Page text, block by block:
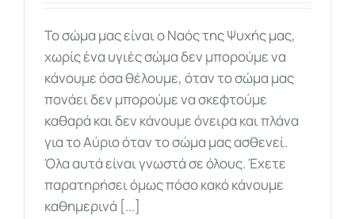
Το σώμα μας είναι ο Ναός της Ψυχής μας,
χωρίς ένα υγιές σώμα δεν μπορούμε να
κάνουμε όσα θέλουμε, όταν το σώμα μας
πονάει δεν μπορούμε να σκεφτούμε
καθαρά και δεν κάνουμε όνειρα και πλάνα
για το Αύριο όταν το σώμα μας ασθενεί.
Όλα αυτά είναι γνωστά σε όλους. Έχετε
παρατηρήσει όμως πόσο κακό κάνουμε
καθημερινά [...]